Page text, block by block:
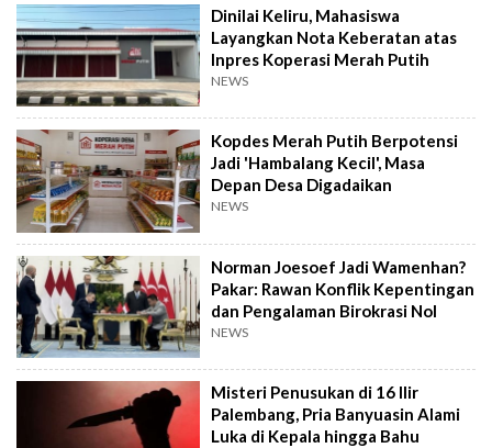
Dinilai Keliru, Mahasiswa
Layangkan Nota Keberatan atas
Inpres Koperasi Merah Putih
NEWS
Kopdes Merah Putih Berpotensi
Jadi 'Hambalang Kecil', Masa
Depan Desa Digadaikan
NEWS
Norman Joesoef Jadi Wamenhan?
Pakar: Rawan Konflik Kepentingan
dan Pengalaman Birokrasi Nol
NEWS
Misteri Penusukan di 16 Ilir
Palembang, Pria Banyuasin Alami
Luka di Kepala hingga Bahu